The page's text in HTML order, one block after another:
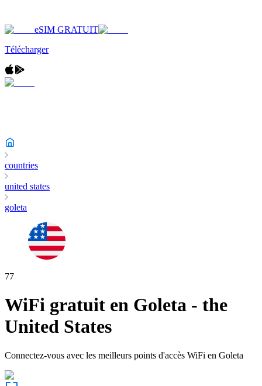
eSIM GRATUIT
Télécharger
countries
united states
goleta
77
WiFi gratuit en Goleta - the
United States
Connectez-vous avec les meilleurs points d'accès WiFi en Goleta